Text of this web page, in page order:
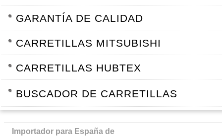
GARANTÍA DE CALIDAD
CARRETILLAS MITSUBISHI
CARRETILLAS HUBTEX
BUSCADOR DE CARRETILLAS
Importador para España de